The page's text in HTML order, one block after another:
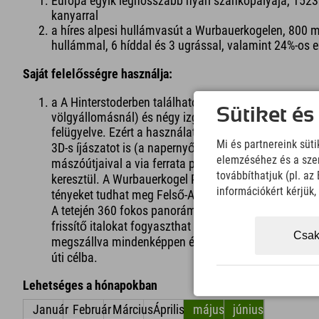
kanyarral
a híres alpesi hullámvasút a Wurbauerkogelen, 800
hullámmal, 6 híddal és 3 ugrással, valamint 24%-os
Saját felelősségre használja:
a A Hinterstoderben található, akciódús
völgyállomásnál) és négy izgalmas pályával
felügyelve. Ezért a használat saját felelősségre
3D-s íjászatot is (a napernyőknek köszönhetően
mászóútjaival a via ferrata parkban. Ebben a nyári
keresztül. A Wurbauerkogel Panorámatoronyból
tényeket tudhat meg Felső-Ausztria növény- és
A tetején 360 fokos panoráma tárul elénk. Éhes?
frissítő italokat fogyaszthat a hegyi étteremben. Mint
megszállva mindenképpen érdemes egynapos
úti célba.
Lehetséges a hónapokban
Január FebruárMárciusÁprilis május
június
Sütiket
Mi és partnereink
elemzéséhez és a
továbbíthatjuk (pl. az
információkért